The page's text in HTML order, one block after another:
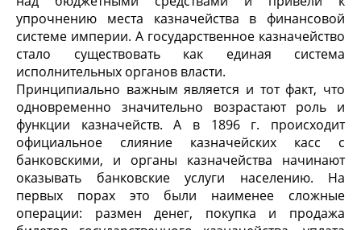
упрочнению места казначейства в финансовой
системе империи. А государственное казначейство
стало существовать как единая система
исполнительных органов власти.
Принципиально важным является и тот факт, что
одновременно значительно возрастают роль и
функции казначейств. А в 1896 г. происходит
официальное слияние казначейских касс с
банковскими, и органы казначейства начинают
оказывать банковские услуги населению. На
первых порах это были наименее сложные
операции: размен денег, покупка и продажа